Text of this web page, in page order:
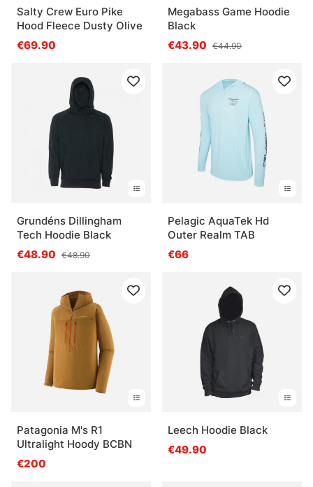
Salty Crew Euro Pike
Hood Fleece Dusty Olive
€69.90
Megabass Game Hoodie
Black
€43.90 €44.90
Grundéns Dillingham
Tech Hoodie Black
€48.90 €48.90
Pelagic AquaTek Hd
Outer Realm TAB
€66
Patagonia M's R1
Ultralight Hoody BCBN
€200
Leech Hoodie Black
€49.90